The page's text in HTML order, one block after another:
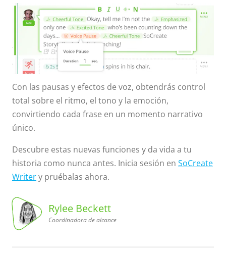
Con las pausas y efectos de voz, obtendrás control
total sobre el ritmo, el tono y la emoción,
convirtiendo cada frase en un momento narrativo
único.
Descubre estas nuevas funciones y da vida a tu
historia como nunca antes. Inicia sesión en SoCreate
Writery pruébalas ahora.
Rylee
Beckett,
Coordinadora
de alcance
Rylee Beckett
Coordinadora de alcance